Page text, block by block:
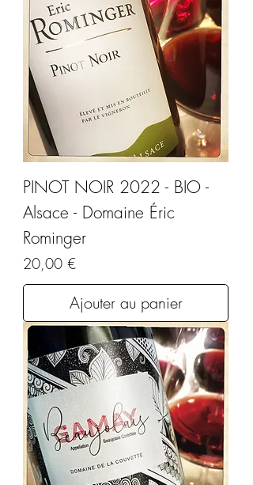
PINOT NOIR 2022 - BIO -
Alsace - Domaine Éric
Rominger
Prix
20,00 €
Ajouter au panier